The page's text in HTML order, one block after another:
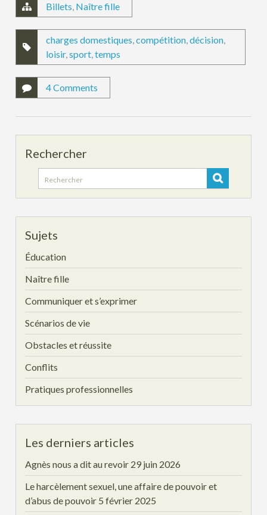
Billets, Naître fille
charges domestiques,compétition,décision,
loisir,sport,temps
4 Comments
Rechercher
Search
for:
Sujets
Éducation
Naître fille
Communiquer et s’exprimer
Scénarios de vie
Obstacles et réussite
Conflits
Pratiques professionnelles
Les derniers articles
Agnès nous a dit au revoir 29 juin 2026
Le harcèlement sexuel, une affaire de pouvoir et
d’abus de pouvoir 5 février 2025